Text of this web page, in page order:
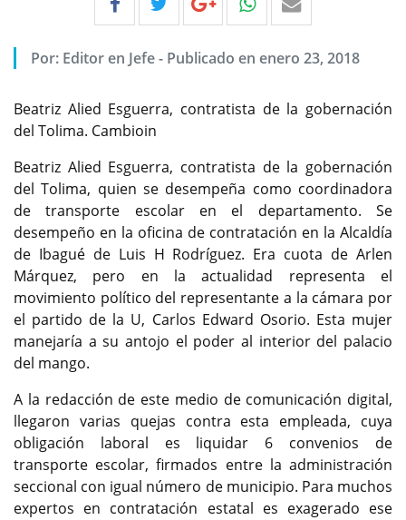
Por: Editor en Jefe- Publicado en enero 23, 2018
Beatriz Alied Esguerra, contratista de la gobernación
del Tolima. Cambioin
Beatriz Alied Esguerra, contratista de la gobernación
del Tolima, quien se desempeña como coordinadora
de transporte escolar en el departamento. Se
desempeño en la oficina de contratación en la Alcaldía
de Ibagué de Luis H Rodríguez. Era cuota de Arlen
Márquez, pero en la actualidad representa el
movimiento político del representante a la cámara por
el partido de la U, Carlos Edward Osorio. Esta mujer
manejaría a su antojo el poder al interior del palacio
del mango.
A la redacción de este medio de comunicación digital,
llegaron varias quejas contra esta empleada, cuya
obligación laboral es liquidar 6 convenios de
transporte escolar, firmados entre la administración
seccional con igual número de municipio. Para muchos
expertos en contratación estatal es exagerado ese